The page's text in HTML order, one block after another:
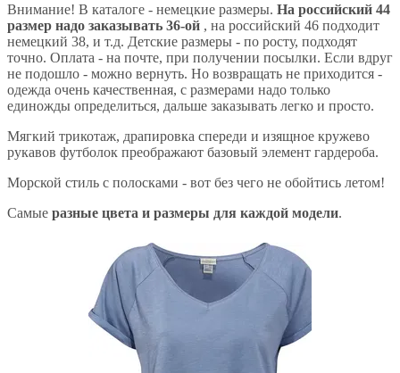
Внимание! В каталоге - немецкие размеры. На российский 44
размер надо заказывать 36-ой , на российский 46 подходит
немецкий 38, и т.д. Детские размеры - по росту, подходят
точно. Оплата - на почте, при получении посылки. Если вдруг
не подошло - можно вернуть. Но возвращать не приходится -
одежда очень качественная, с размерами надо только
единожды определиться, дальше заказывать легко и просто.
Мягкий трикотаж, драпировка спереди и изящное кружево
рукавов футболок преображают базовый элемент гардероба.
Морской стиль с полосками - вот без чего не обойтись летом!
Самые разные цвета и размеры для каждой модели.